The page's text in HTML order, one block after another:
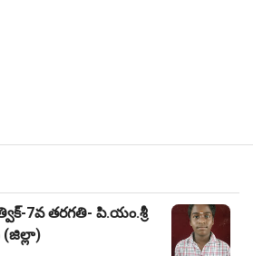
7వ తరగతి- పి.యం.శ్రీ